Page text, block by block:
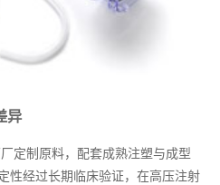
异
定制原料，配套成熟注塑与成型
性经过长期临床验证，在高压注射